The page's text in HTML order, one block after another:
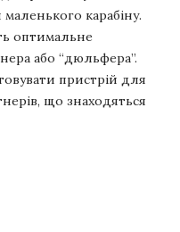
карабіну.
оптимальне
або “дюльфера”.
пристрій для
що знаходяться